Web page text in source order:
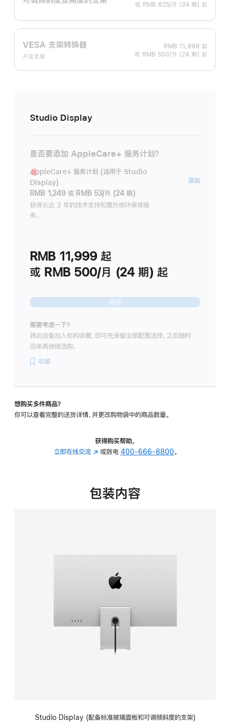
或 RMB 625/月 (24 期) 起
VESA 支架转换器
不含支架
RMB 11,999 起
或 RMB 500/月 (24 期) 起
Studio Display
是否要添加 AppleCare+ 服务计划？
AppleCare+ 服务计划 (适用于 Studio
Display)
RMB 1,249 或 RMB 53/月 (24 期)
获得长达 3 年的技术支持和意外损坏保修服
务。
添加
RMB 11,999 起
或 RMB 500/月 (24 期) 起
继续
需要考虑一下？
将此设备加入你的收藏，即可先保留全部配置选择，之后随时
回来再继续选购。
收藏
想购买多件商品？
你可以查看完整的送货详情，并更改购物袋中的商品数量。
获得购买帮助，
立即在线交流 (在
中
或致电 400-666-8800。
包装内容
Studio Display (配备标准玻璃面板和可调倾斜度的支架)